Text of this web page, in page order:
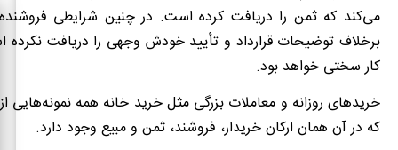
می‌کند که ثمن را دریافت کرده است. در چنین شرایطی
برخلاف توضیحات قرارداد و تأیید خودش وجهی را دریافت نکرده
کار سختی خواهد بود.
خریدهای روزانه و معاملات بزرگی مثل خرید خانه همه نمونه‌هایی
که در آن همان ارکان خریدار، فروشند، ثمن و مبیع وجود دارد.